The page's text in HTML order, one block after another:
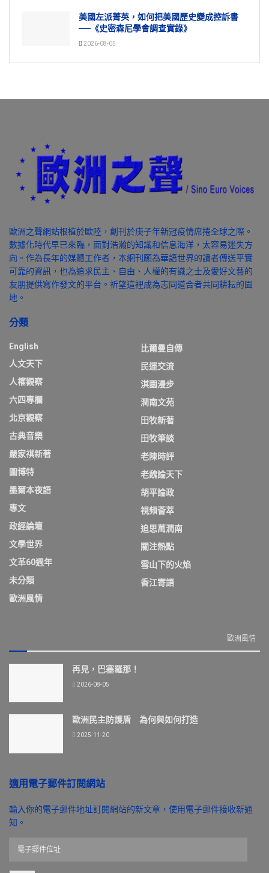
美國左派菁英，如何把美國歷史變成控訴書
──《史密森尼學會調查實錄》
2026-08-05
歐洲之聲網站根植於歐陸，創刊於庚子年新冠疫情席捲全球之際。
數據化時代早已來臨，面對浩瀚的知識和信息海洋，太容易迷失方
向。作為長年的媒體工作者，本網刊願為華語世界的讀者傳送平實
可靠的資訊，也為追求民主、自由、人權的有識之士及愛好文藝的
友朋提供寫作發文的平台。祈望這裡成為志同道合者共同耕耘的園
地。
分類
English
人文天下
人權觀察
六四專欄
北京觀察
古典音樂
嚴家祺新著
圖博特
墨爾本夜語
專文
政經論壇
文學世界
文革60週年
未分類
歐洲風情
比爾曼自傳
民運交流
淇園漫步
潤南文苑
田牧新著
田牧筆談
老陳時評
老魏論天下
胡平論政
視頻薈萃
追思萬潤南
關注熱點
雪山下的火焰
香江寄語
歐洲風情
再見，巴塞羅那！
2026-08-05
歐洲民主防護盾 為何與如何打造
2025-11-20
適用電子郵件訂閱網站
輸入你的電子郵件地址訂閱網站的新文章，使用電子郵件接收新通
知。
郵